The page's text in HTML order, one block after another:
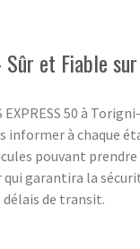
et Fiable
50 à
informer à chaque
pouvant
garantira la
de transit.